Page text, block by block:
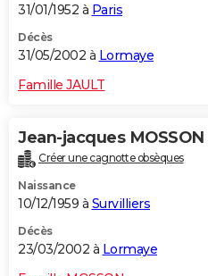
31/01/1952 à Paris
Décès
31/05/2002 à Lormaye
Famille JAULT
Jean-jacques MOSSON
Créer une cagnotte obsèques
Naissance
10/12/1959 à Survilliers
Décès
23/03/2002 à Lormaye